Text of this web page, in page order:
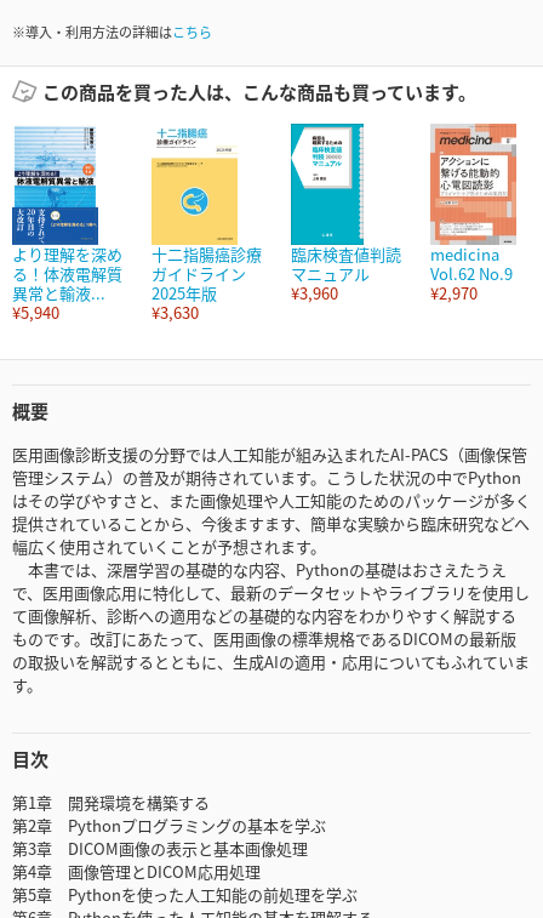
※導入・利用方法の詳細はこちら
この商品を買った人は、こんな商品も買っています。
より理解を深め
る！体液電解質
異常と輸液...
¥5,940
十二指腸癌診療
ガイドライン
2025年版
¥3,630
臨床検査値判読
マニュアル
¥3,960
medicina
Vol.62 No.9
¥2,970
概要
医用画像診断支援の分野では人工知能が組み込まれたAI-PACS（画像保管
管理システム）の普及が期待されています。こうした状況の中でPython
はその学びやすさと、また画像処理や人工知能のためのパッケージが多く
提供されていることから、今後ますます、簡単な実験から臨床研究などへ
幅広く使用されていくことが予想されます。
本書では、深層学習の基礎的な内容、Pythonの基礎はおさえたうえ
で、医用画像応用に特化して、最新のデータセットやライブラリを使用し
て画像解析、診断への適用などの基礎的な内容をわかりやすく解説する
ものです。改訂にあたって、医用画像の標準規格であるDICOMの最新版
の取扱いを解説するとともに、生成AIの適用・応用についてもふれていま
す。
目次
第1章 開発環境を構築する
第2章 Pythonプログラミングの基本を学ぶ
第3章 DICOM画像の表示と基本画像処理
第4章 画像管理とDICOM応用処理
第5章 Pythonを使った人工知能の前処理を学ぶ